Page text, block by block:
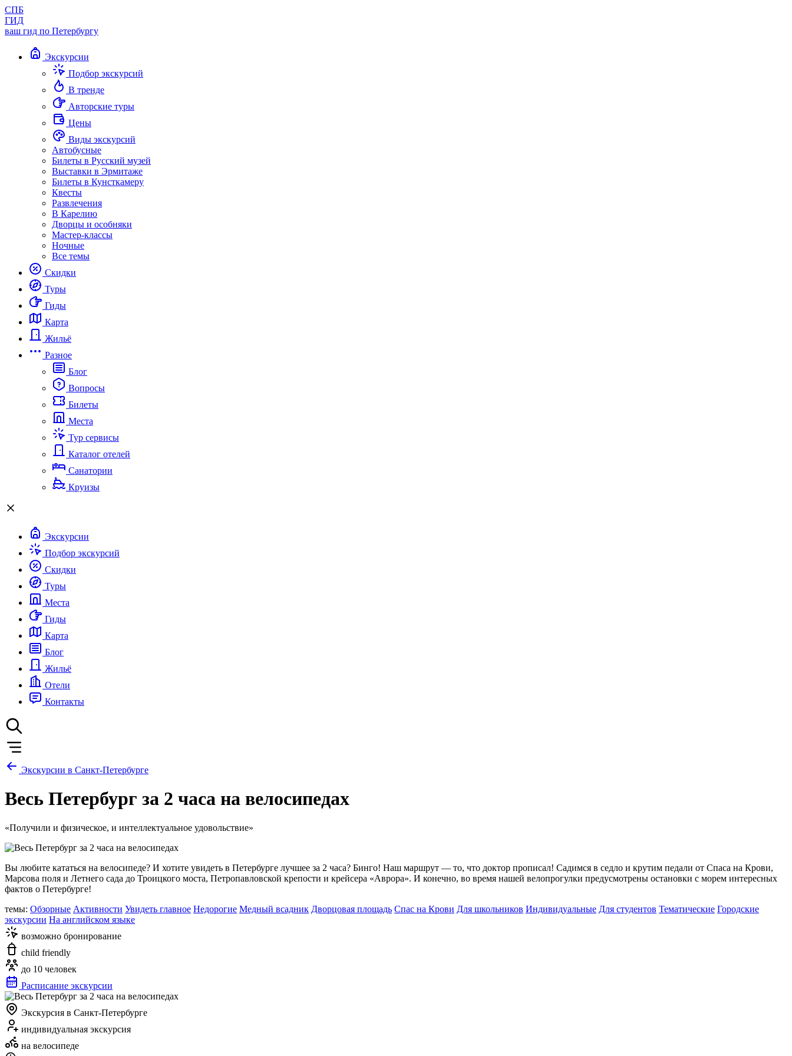
СПБ
ГИД
ваш гид по Петербургу
Экскурсии
Подбор экскурсий
В тренде
Авторские туры
Цены
Виды экскурсий
Автобусные
Билеты в Русский музей
Выставки в Эрмитаже
Билеты в Кунсткамеру
Квесты
Развлечения
В Карелию
Дворцы и особняки
Мастер-классы
Ночные
Все темы
Скидки
Туры
Гиды
Карта
Жильё
Разное
Блог
Вопросы
Билеты
Места
Тур сервисы
Каталог отелей
Санатории
Круизы
Экскурсии
Подбор экскурсий
Скидки
Туры
Места
Гиды
Карта
Блог
Жильё
Отели
Контакты
Экскурсии в Санкт-Петербурге
Весь Петербург за 2 часа на велосипедах
«Получили и физическое, и интеллектуальное удовольствие»
Вы любите кататься на велосипеде? И хотите увидеть в Петербурге лучшее за 2 часа? Бинго! Наш маршрут — то, что доктор прописал! Садимся в седло и крутим педали от Спаса на Крови,
Марсова поля и Летнего сада до Троицкого моста, Петропавловской крепости и крейсера «Аврора». И конечно, во время нашей велопрогулки предусмотрены остановки с морем интересных
фактов о Петербурге!
темы: Обзорные Активности Увидеть главное Недорогие Медный всадник Дворцовая площадь Спас на Крови Для школьников Индивидуальные Для студентов Тематические Городские
экскурсии На английском языке
возможно бронирование
child friendly
до 10 человек
Расписание экскурсии
Экскурсия в Санкт-Петербурге
индивидуальная экскурсия
на велосипеде